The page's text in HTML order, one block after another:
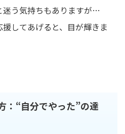
迷う気持ちもありますが…
してあげると、目が輝きま
：“自分でやった”の達